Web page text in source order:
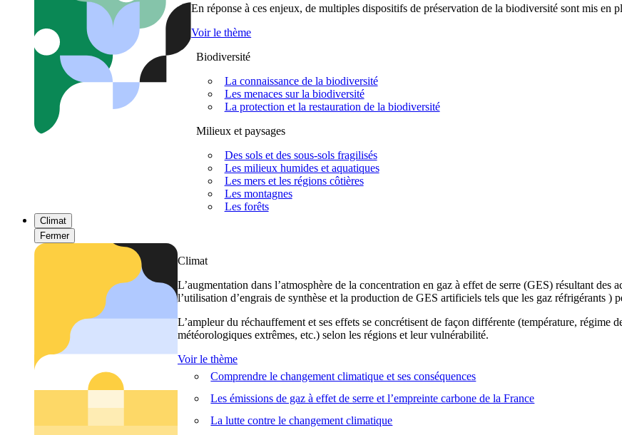
En réponse à ces enjeux, de multiples dispositifs de préservation de la biodiversité sont mis en
Voir le thème
Biodiversité
La connaissance de la biodiversité
Les menaces sur la biodiversité
La protection et la restauration de la biodiversité
Milieux et paysages
Des sols et des sous-sols fragilisés
Les milieux humides et aquatiques
Les mers et les régions côtières
Les montagnes
Les forêts
Climat
Fermer
Climat
L’augmentation dans l’atmosphère de la concentration en gaz à effet de serre (GES) résultant des
l’utilisation d’engrais de synthèse et la production de GES artificiels tels que les gaz réfrigérants )
L’ampleur du réchauffement et ses effets se concrétisent de façon différente (température, régime
météorologiques extrêmes, etc.) selon les régions et leur vulnérabilité.
Voir le thème
Comprendre le changement climatique et ses conséquences
Les émissions de gaz à effet de serre et l’empreinte carbone de la France
La lutte contre le changement climatique